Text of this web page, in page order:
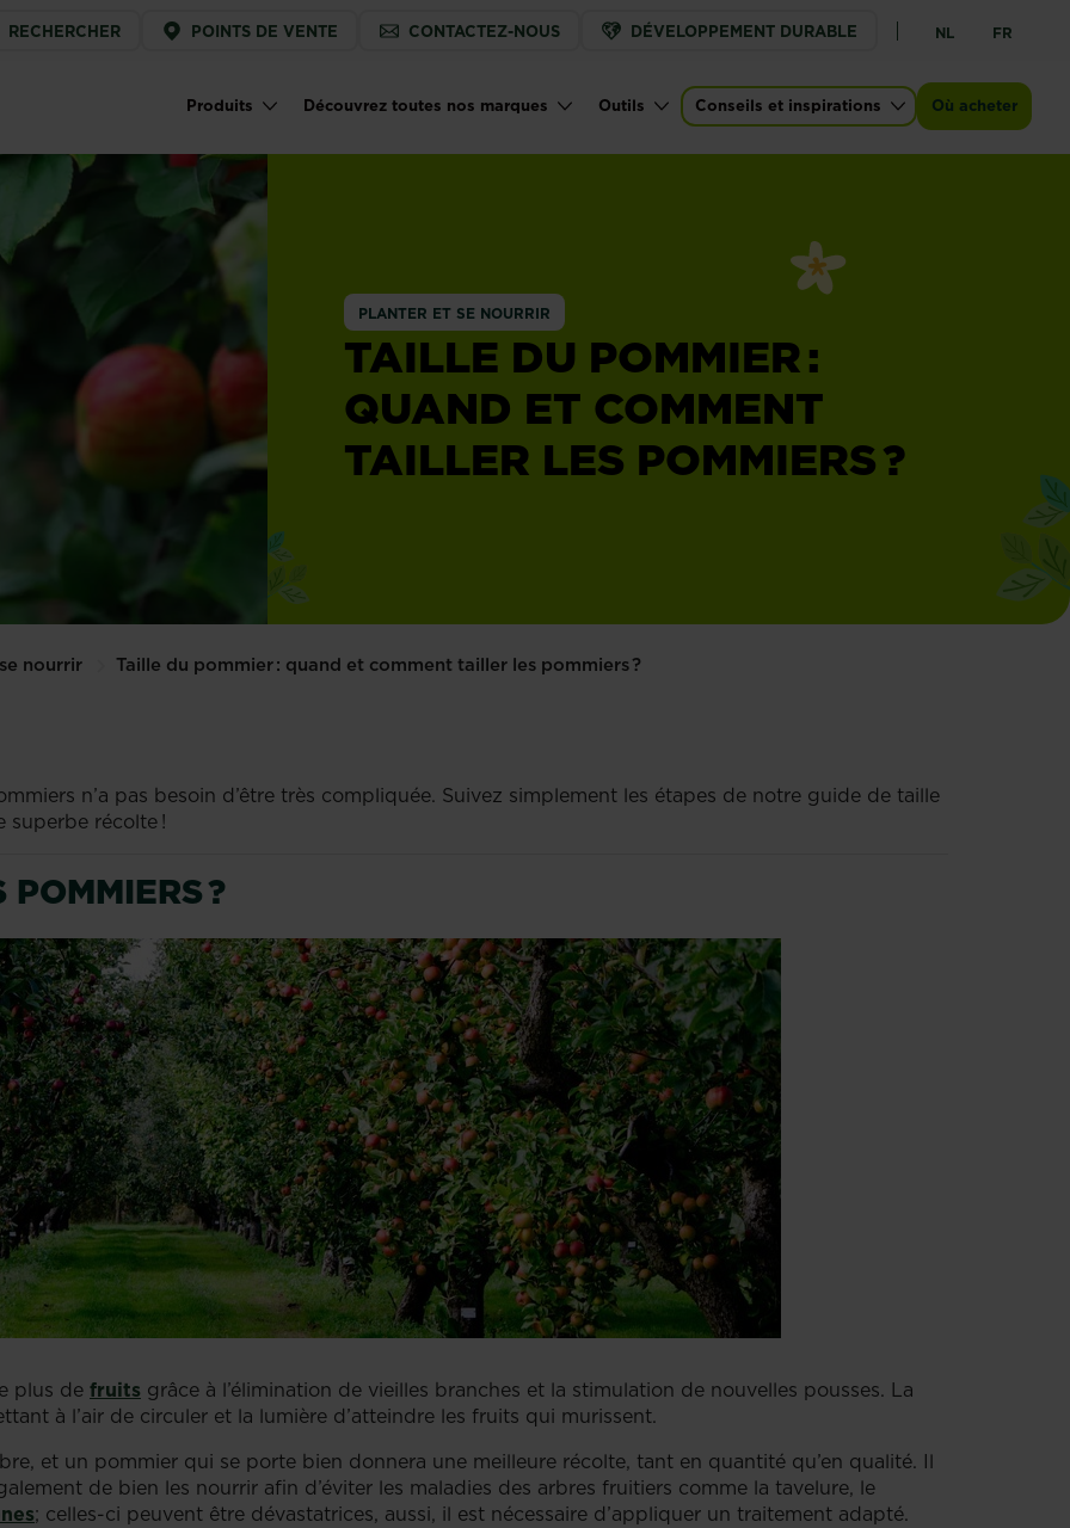
RECHERCHER POINTS DE VENTE CONTACTEZ-NOUS DÉVELOPPEMENT DURABLE NL FR
Main navigation
Produits Découvrez toutes nos marques Outils Conseils et inspirations Où acheter
PLANTER ET SE NOURRIR
TAILLE DU POMMIER :
QUAND ET COMMENT
TAILLER LES POMMIERS ?
nourrir Taille du pommier : quand et comment tailler les pommiers ?
n’a pas besoin d’être très compliquée. Suivez simplement les étapes de notre guide de taille
superbe récolte !
?
plus de fruits grâce à l’élimination de vieilles branches et la stimulation de nouvelles pousses. La
à l’air de circuler et la lumière d’atteindre les fruits qui murissent.
et un pommier qui se porte bien donnera une meilleure récolte, tant en quantité qu’en qualité. Il
de bien les nourrir afin d’éviter les maladies des arbres fruitiers comme la tavelure, le
; celles-ci peuvent être dévastatrices, aussi, il est nécessaire d’appliquer un traitement adapté.